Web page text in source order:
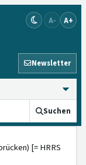
A- A+
Newsletter
Suchen
[= HRRS